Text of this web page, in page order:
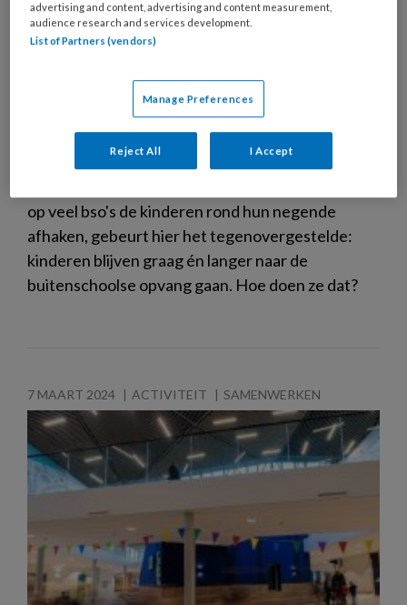
Zo kan het ook – ‘Ook tieners
blijven komen’
Een kind dat van zijn sport afgaat om geen bso te
hoeven missen? Waargebeurd bij de Noord-
op veel bso's de kinderen rond hun negende
afhaken, gebeurt hier het tegenovergestelde:
kinderen blijven graag én langer naar de
buitenschoolse opvang gaan. Hoe doen ze dat?
7 MAART 2024 ACTIVITEIT SAMENWERKEN
advertising and content, advertising and content measurement,
audience research and services development.
List of Partners (vendors)
Manage Preferences
Reject All I Accept